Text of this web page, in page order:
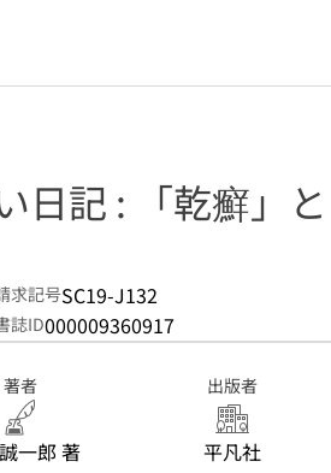
ンク
日記 : 「乾癬」
求記号SC19-J132
誌ID000009360917
著者
一郎 著
出版者
平凡社